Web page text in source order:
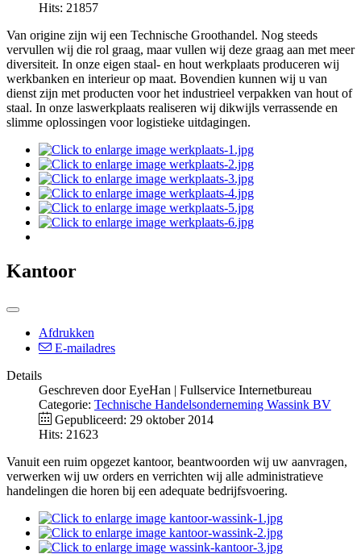
Hits: 21857
Van origine zijn wij een Technische Groothandel. Nog steeds
vervullen wij die rol graag, maar vullen wij deze graag aan met meer
diversiteit. In onze eigen staal- en hout werkplaats produceren wij
werkbanken en interieur op maat. Bovendien kunnen wij u van
dienst zijn met producten voor het industrieel verpakken van hout of
staal. In onze laswerkplaats realiseren wij dikwijls verrassende en
slimme oplossingen voor logistieke uitdagingen.
Kantoor
Afdrukken
E-mailadres
Details
Geschreven doorEyeHan | Fullservice Internetbureau
Categorie: Technische Handelsonderneming Wassink BV
Gepubliceerd: 29 oktober 2014
Hits: 21623
Vanuit een ruim opgezet kantoor, beantwoorden wij uw aanvragen,
verwerken wij uw orders en verrichten wij alle administratieve
handelingen die horen bij een adequate bedrijfsvoering.